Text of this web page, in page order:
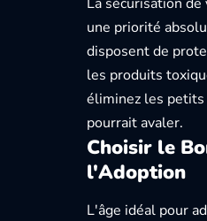
une priorité
disposent de
les produits
éliminez les
pourrait avaler.
Choisir le
l'Adoption
L'âge idéal pour